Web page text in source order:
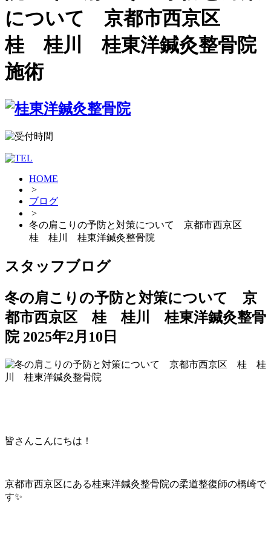
について 京都市西京区
桂 桂川 桂東洋鍼灸整骨院
施術
HOME
>
ブログ
>
冬の肩こりの予防と対策について 京都市西京区
桂 桂川 桂東洋鍼灸整骨院
スタッフブログ
冬の肩こりの予防と対策について 京
都市西京区 桂 桂川 桂東洋鍼灸整骨
院 2025年2月10日
皆さんこんにちは！
京都市西京区にある桂東洋鍼灸整骨院の柔道整復師の橋崎で
す✨